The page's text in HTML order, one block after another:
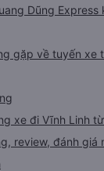
Dũng Express
gặp về tuyến xe
xe đi Vĩnh Linh
review, đánh giá